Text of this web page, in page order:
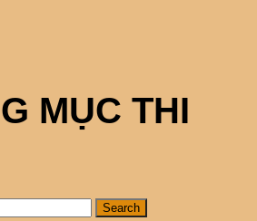
MỤC THI